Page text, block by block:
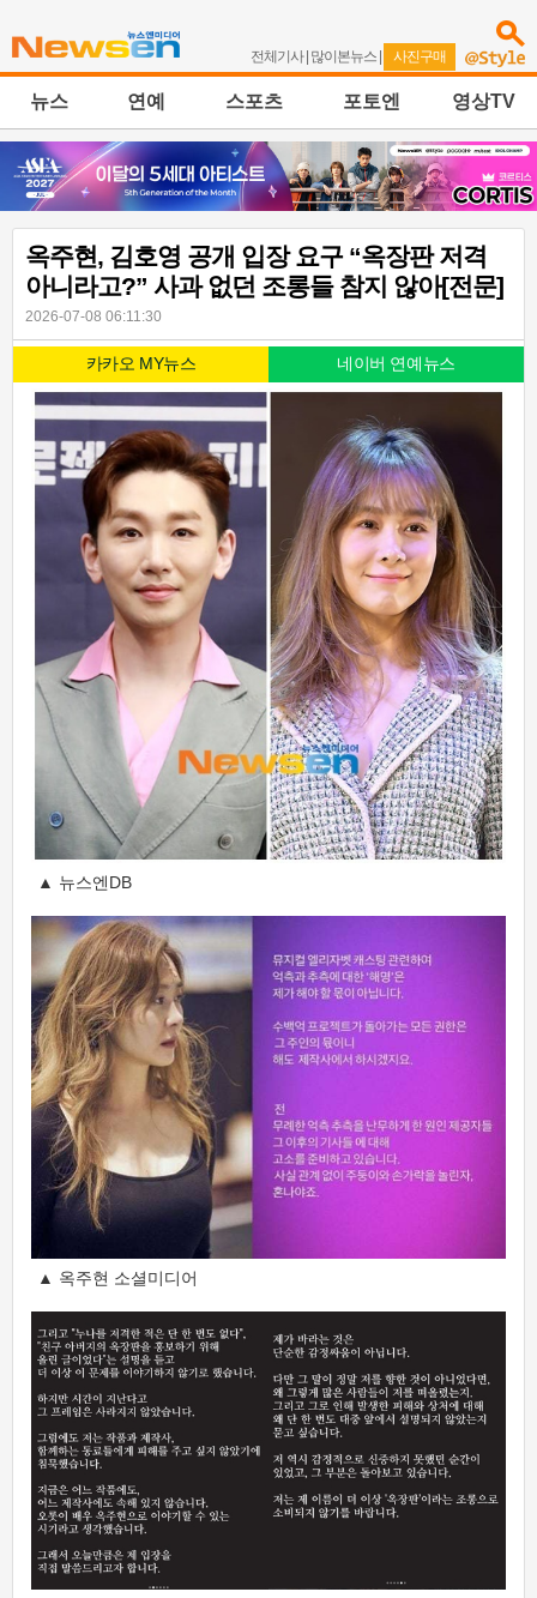
전체기사| 많이본뉴스 | 사진구매
뉴스 연예 스포츠 포토엔 영상TV
옥주현, 김호영 공개 입장 요구 “옥장판 저격
아니라고?” 사과 없던 조롱들 참지 않아[전문]
2026-07-08 06:11:30
카카오 MY뉴스 네이버 연예뉴스
▲ 뉴스엔DB
▲ 옥주현 소셜미디어